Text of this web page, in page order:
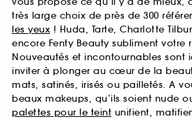
très large choix de près de 300
les yeux ! Huda, Tarte, Charlotte
encore Fenty Beauty subliment votre
Nouveautés et incontournables sont
inviter à plonger au cœur de la
mats, satinés, irisés ou pailletés. A
beaux makeups, qu’ils soient nude
palettes pour le teint unifient,